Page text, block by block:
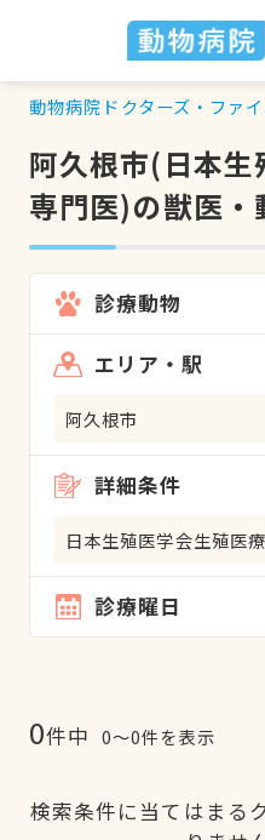
動物病院ドクターズ・ファ
阿久根市(日本
専門医)の獣医・
診療動物
エリア・駅
阿久根市
詳細条件
日本生殖医学会生殖医
診療曜日
0件中 0〜0件を表示
検索条件に当てはまる